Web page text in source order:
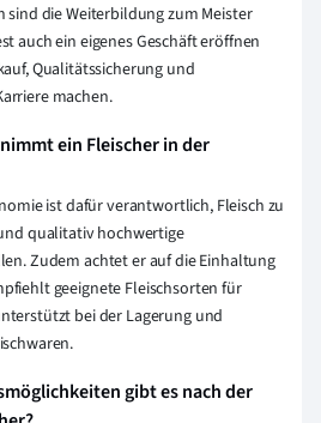
sind die Weiterbildung zum Meister
auch ein eigenes Geschäft eröffnen
Qualitätssicherung und
machen.
ein Fleischer in der
ist dafür verantwortlich, Fleisch zu
qualitativ hochwertige
Zudem achtet er auf die Einhaltung
geeignete Fleischsorten für
bei der Lagerung und
gibt es nach der